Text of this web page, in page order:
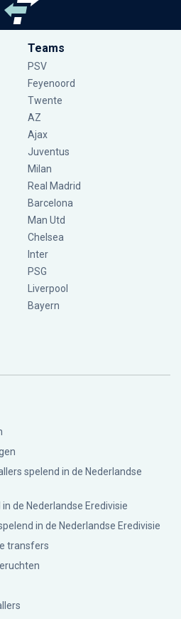
Teams
PSV
Feyenoord
Twente
AZ
Ajax
Juventus
Milan
Real Madrid
Barcelona
Man Utd
Chelsea
Inter
PSG
Liverpool
Bayern
spelend in de Nederlandse
de Nederlandse Eredivisie
in de Nederlandse Eredivisie
transfers